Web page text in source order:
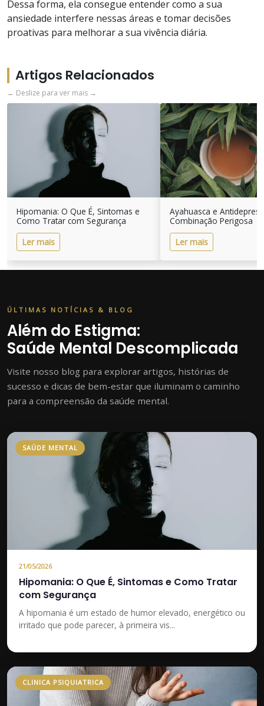
Dessa forma, ela consegue entender como a sua
ansiedade interfere nessas áreas e tomar decisões
proativas para melhorar a sua vivência diária.
Artigos Relacionados
← Deslize para ver mais →
Hipomania: O Que É, Sintomas e
Como Tratar com Segurança
Ler mais
Ayahuasca e
Combinação Perigosa
Ler mais
ÚLTIMAS NOTÍCIAS & BLOG
Além do Estigma:
Saúde Mental Descomplicada
Visite nosso blog para explorar artigos, histórias de
sucesso e dicas de bem-estar que iluminam o caminho
para a compreensão da saúde mental.
SAÚDE MENTAL
21/05/2026
Hipomania: O Que É, Sintomas e Como Tratar
com Segurança
A hipomania é um estado de humor elevado, energético ou
irritado que pode parecer, à primeira vis...
CLINICA PSIQUIATRICA